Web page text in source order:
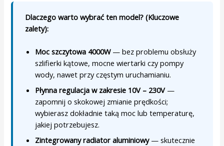
Dlaczego warto wybrać ten model? (Kluczowe
zalety):
Moc szczytowa 4000W— bez problemu obsłuży
szlifierki kątowe, mocne wiertarki czy pompy
wody, nawet przy częstym uruchamianiu.
Płynna regulacja w zakresie 10V – 230V—
zapomnij o skokowej zmianie prędkości;
wybierasz dokładnie taką moc lub temperaturę,
jakiej potrzebujesz.
Zintegrowany radiator aluminiowy— skutecznie